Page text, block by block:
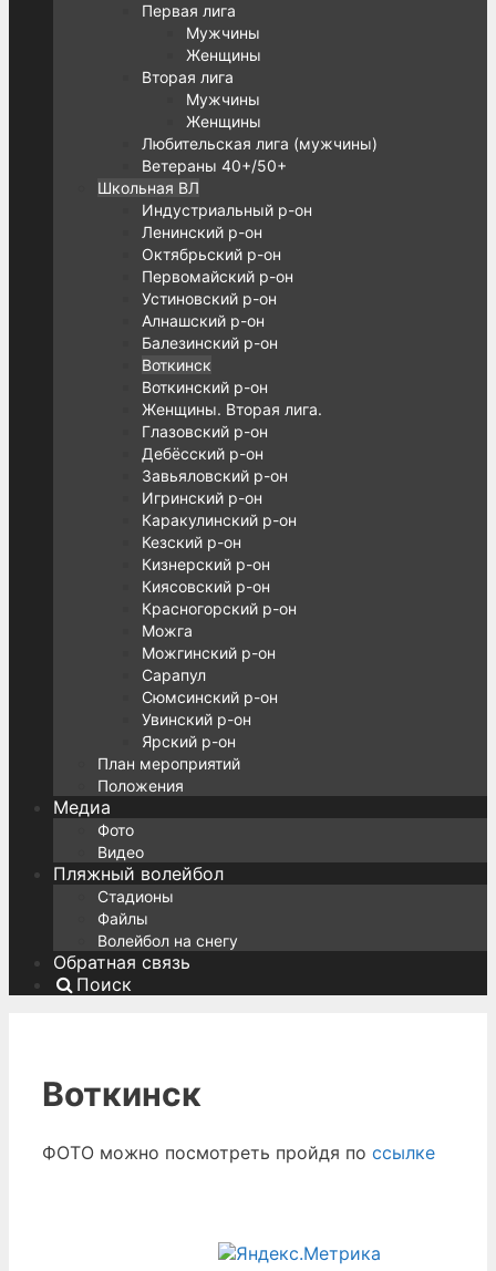
Первая лига
Мужчины
Женщины
Вторая лига
Мужчины
Женщины
Любительская лига (мужчины)
Ветераны 40+/50+
Школьная ВЛ
Индустриальный р-он
Ленинский р-он
Октябрьский р-он
Первомайский р-он
Устиновский р-он
Алнашский р-он
Балезинский р-он
Воткинск
Воткинский р-он
Женщины. Вторая лига.
Глазовский р-он
Дебёсский р-он
Завьяловский р-он
Игринский р-он
Каракулинский р-он
Кезский р-он
Кизнерский р-он
Киясовский р-он
Красногорский р-он
Можга
Можгинский р-он
Сарапул
Сюмсинский р-он
Увинский р-он
Ярский р-он
План мероприятий
Положения
Медиа
Фото
Видео
Пляжный волейбол
Стадионы
Файлы
Волейбол на снегу
Обратная связь
Поиск
Воткинск
ФОТО можно посмотреть пройдя по ссылке